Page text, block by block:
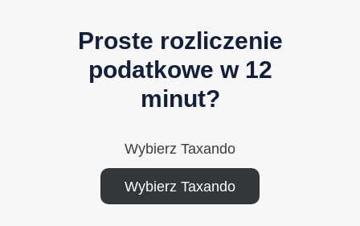
Proste rozliczenie
podatkowe w 12
minut?
Wybierz Taxando
Wybierz Taxando